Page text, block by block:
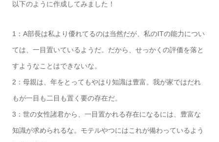
以下のように作成してみました！
1：A部長は私より優れてるのは当然だが、私のITの能力につい
ては、一目置いているようだ。だから、せっかくの評価を落と
すようなことはできないな。
2：母親は、年をとってもやはり知識は豊富。我が家ではだれ
もが一目も二目も置く要の存在だ。
3：世の女性諸君から、一目置かれる存在になるには、豊富な
知識が求められるな。モテルやつにはこれが備わっているよう